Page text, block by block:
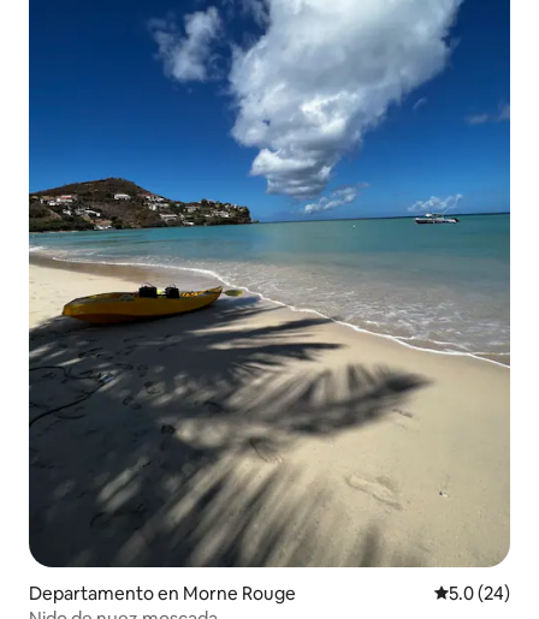
Departamento en Morne Rouge Calificación
5.0 (24)